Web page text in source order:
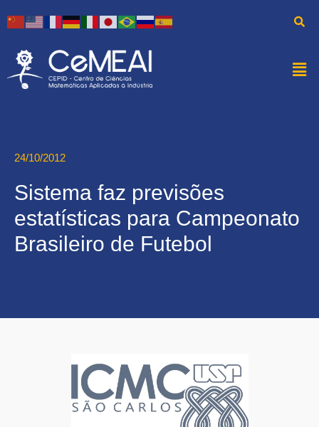
24/10/2012
Sistema faz previsões
estatísticas para Campeonato
Brasileiro de Futebol